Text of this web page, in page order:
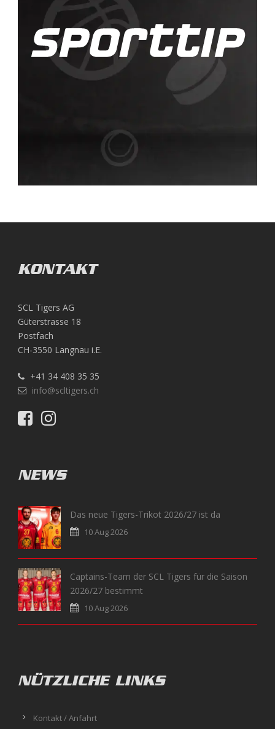
KONTAKT
SCL Tigers AG
Güterstrasse 18
Postfach
CH-3550 Langnau i.E.
+41 34 408 35 35
info@scltigers.ch
NEWS
Das neue Tigers-Trikot 2026/27 ist da
10 Aug 2026
Captains-Team der SCL Tigers für die Saison
2026/27 bestimmt
10 Aug 2026
NÜTZLICHE LINKS
Kontakt / Anfahrt